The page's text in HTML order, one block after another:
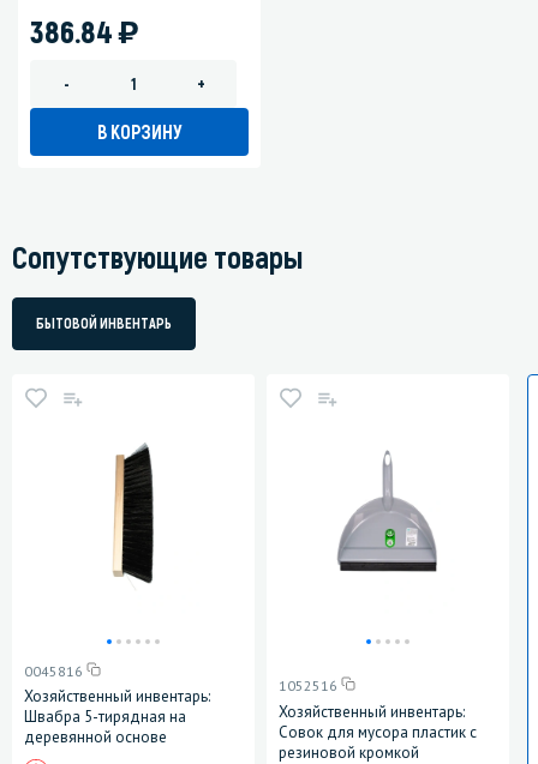
386.84)
- +
В КОРЗИНУ
Сопутствующие товары
БЫТОВОЙ ИНВЕНТАРЬ
0045816
Хозяйственный инвентарь:
Швабра 5-тирядная на
деревянной основе
1052516
Хозяйственный инвентарь:
Совок для мусора пластик с
резиновой кромкой